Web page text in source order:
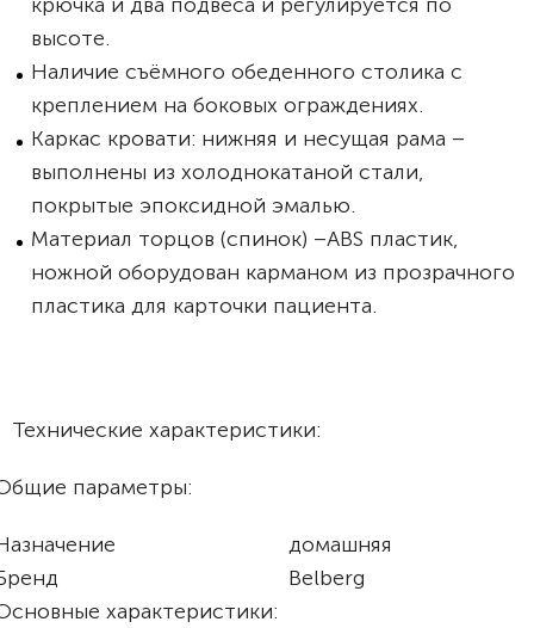
высоте.
Наличие съёмного обеденного столика с
креплением на боковых ограждениях.
Каркас кровати: нижняя и несущая рама –
выполнены из холоднокатаной стали,
покрытые эпоксидной эмалью.
Материал торцов (спинок) –ABS пластик,
ножной оборудован карманом из прозрачного
пластика для карточки пациента.
Технические характеристики:
параметры:
домашняя
Belberg
характеристики: